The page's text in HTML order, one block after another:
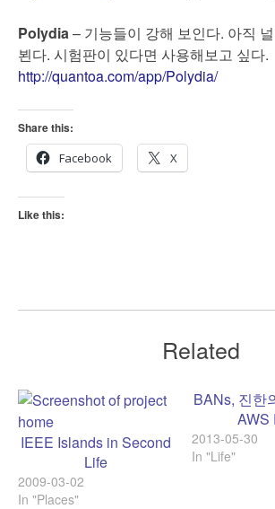
Polydia– 기능들이 강해 보인다. 아직
뵌다. 시험판이 있다면 사용해보고 싶다.
http://quantoa.com/app/Polydia/
Share this:
Facebook
X
Like this:
Related
IEEE Islands in Second
Life
2009-03-02
In "Places"
BANs, 진한
AWS
2013-05-30
In "Life"